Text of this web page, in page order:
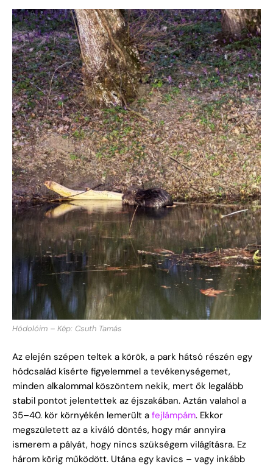
Hódolóim – Kép: Csuth Tamás
Az elején szépen teltek a körök, a park hátsó részén egy
hódcsalád kísérte figyelemmel a tevékenységemet,
minden alkalommal köszöntem nekik, mert ők legalább
stabil pontot jelentettek az éjszakában. Aztán valahol a
35–40. kör környékén lemerült a fejlámpám. Ekkor
megszületett az a kiváló döntés, hogy már annyira
ismerem a pályát, hogy nincs szükségem világításra. Ez
három körig működött. Utána egy kavics – vagy inkább